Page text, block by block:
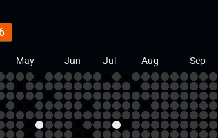
May Jun Jul Aug Sep